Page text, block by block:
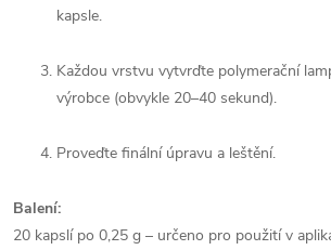
kapsle.
Každou vrstvu vytvrďte polymerační
výrobce (obvykle 20–40 sekund).
Proveďte finální úpravu a leštění.
Balení:
20 kapslí po 0,25 g – určeno pro použití v